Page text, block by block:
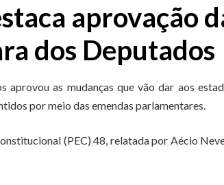
aprovação
dos Deputados
aprovou as mudanças que vão dar aos
por meio das emendas parlamentares.
(PEC) 48, relatada por Aécio